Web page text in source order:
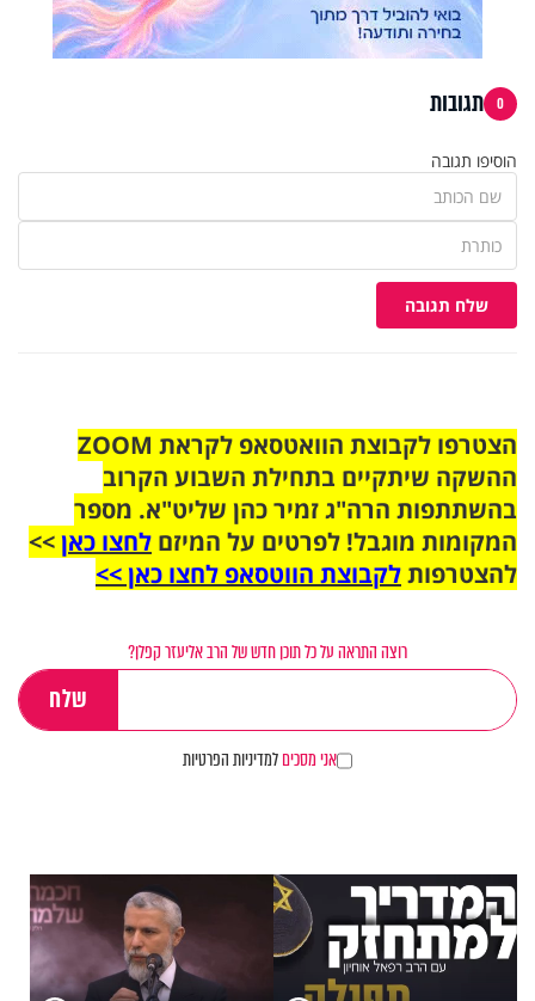
0 תגובות
הוסיפו תגובה
שלח תגובה
הצטרפו לקבוצת הוואטסאפ לקראת ZOOM
ההשקה שיתקיים בתחילת השבוע הקרוב
בהשתתפות הרה"ג זמיר כהן שליט"א. מספר
המקומות מוגבל! לפרטים על המיזם לחצו כאן>>
להצטרפותלקבוצת הווטסאפ לחצו כאן >>
רוצה התראה על כל תוכן חדש של הרב אליעזר קפלן?
אני מסכיםלמדיניות הפרטיות